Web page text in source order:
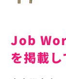
Job
を掲載し